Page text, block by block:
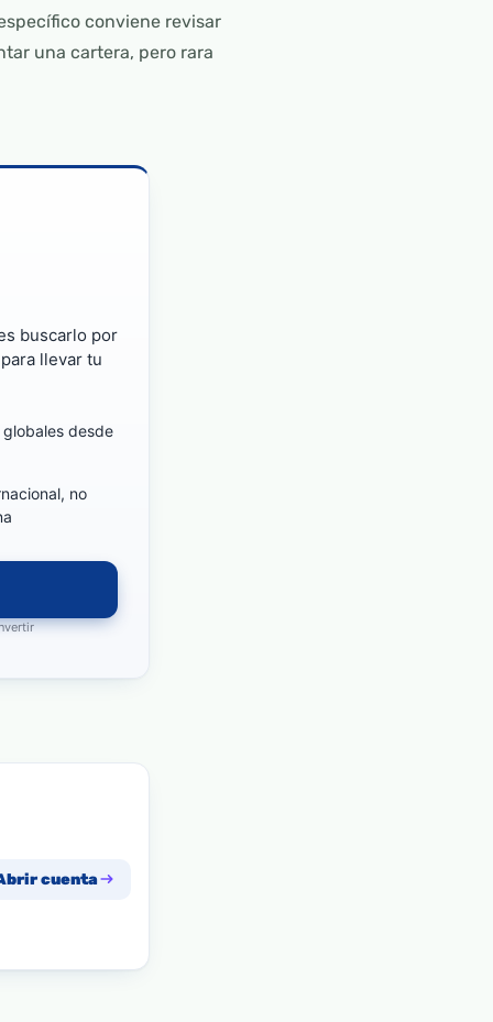
conviene revisar
una cartera, pero rara
buscarlo por
llevar tu
desde
no
cuenta